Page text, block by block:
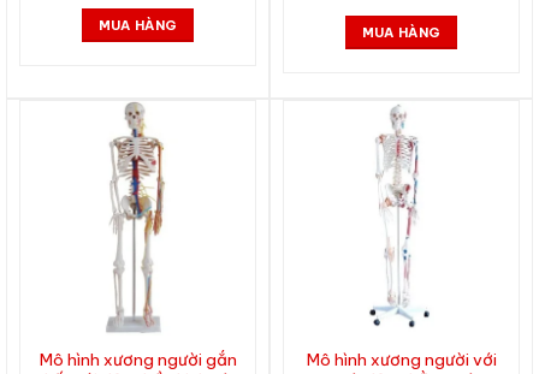
MUA HÀNG MUA HÀNG
Mô hình xương người gắn
Mô hình xương người với